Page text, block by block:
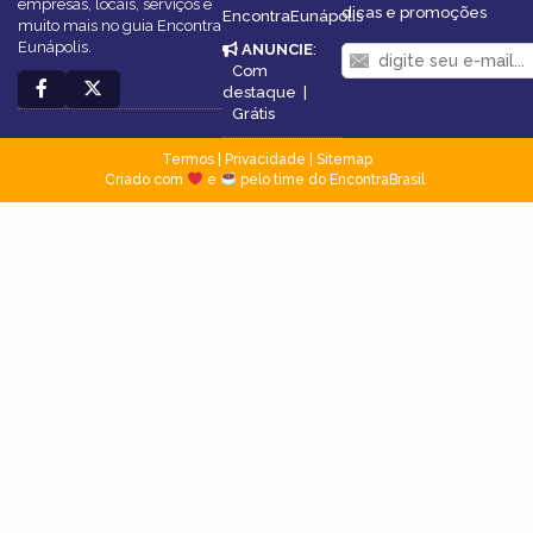
empresas, locais, serviços e
muito mais no guia Encontra
Eunápolis.
EncontraEunápolis
ANUNCIE:
Com
destaque
Grátis
dicas e promoções
Termos| Privacidade
Sitemap
Criado com
e pelo time do EncontraBrasil